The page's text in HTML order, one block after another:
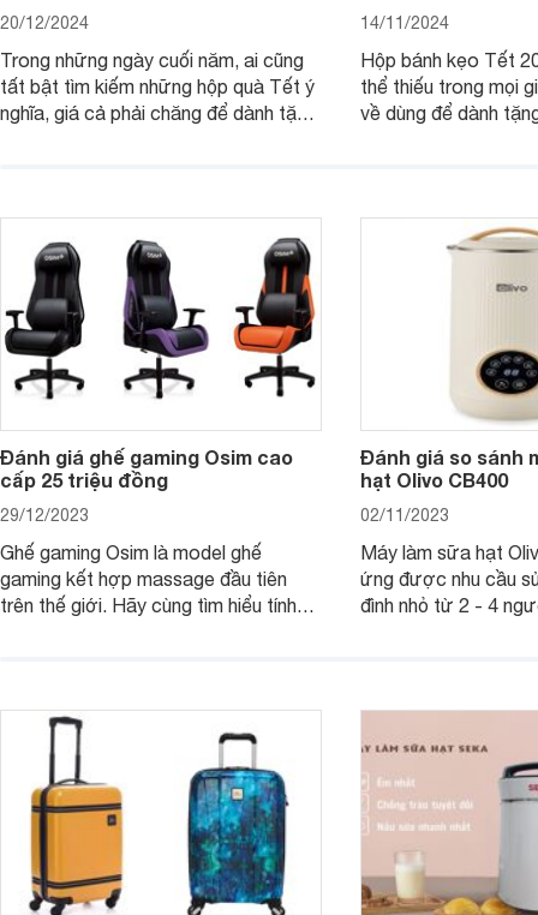
20/12/2024
Trong những ngày cuối năm, ai cũng
tất bật tìm kiếm những hộp quà Tết ý
nghĩa, giá cả phải chăng để dành tặng
- 500k đẹp mắt nhé.
14/11/2024
Hộp bánh kẹo Tết
thể thiếu trong mọi
về dùng để dành
2025 mới vừa sang,
mua sắm cuối năm.
Đánh giá ghế gaming Osim cao
cấp 25 triệu đồng
29/12/2023
Ghế gaming Osim là model ghế
gaming kết hợp massage đầu tiên
trên thế giới. Hãy cùng tìm hiểu tính
Đánh giá so sánh
hạt Olivo CB400
02/11/2023
Máy làm sữa hạt
ứng được nhu cầu
đình nhỏ từ 2 - 4